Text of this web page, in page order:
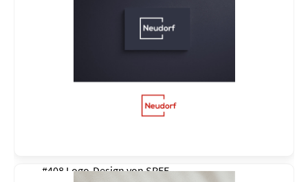
#408 Logo-Design vonSREE